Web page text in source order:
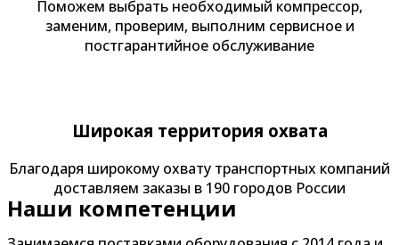
Поможем выбрать необходимый компрессор,
заменим, проверим, выполним сервисное и
постгарантийное обслуживание
Широкая территория охвата
Благодаря широкому охвату транспортных компаний
доставляем заказы в 190 городов России
Наши компетенции